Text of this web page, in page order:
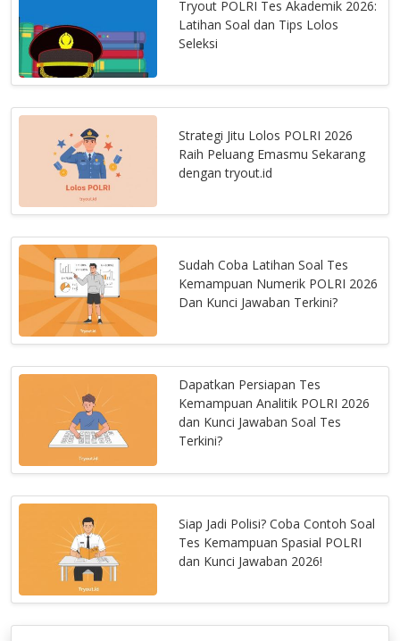
Tryout POLRI Tes Akademik 2026:
Latihan Soal dan Tips Lolos
Seleksi
Strategi Jitu Lolos POLRI 2026
Raih Peluang Emasmu Sekarang
dengan tryout.id
Sudah Coba Latihan Soal Tes
Kemampuan Numerik POLRI 2026
Dan Kunci Jawaban Terkini?
Dapatkan Persiapan Tes
Kemampuan Analitik POLRI 2026
dan Kunci Jawaban Soal Tes
Terkini?
Siap Jadi Polisi? Coba Contoh Soal
Tes Kemampuan Spasial POLRI
dan Kunci Jawaban 2026!